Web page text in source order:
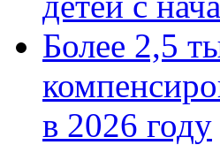
Более 2,5
в 2026 году